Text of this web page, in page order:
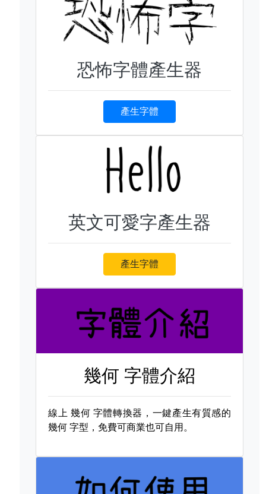
恐怖字體產生器
產生字體
英文可愛字產生器
產生字體
幾何 字體介紹
線上 幾何 字體轉換器，一鍵產生有質感的
幾何 字型，免費可商業也可自用。